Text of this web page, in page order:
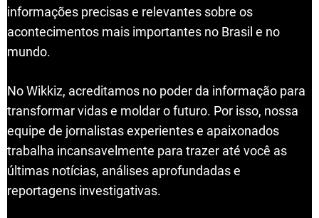
informações precisas e relevantes sobre os
acontecimentos mais importantes no Brasil e no
mundo.
No Wikkiz, acreditamos no poder da informação para
transformar vidas e moldar o futuro. Por isso, nossa
equipe de jornalistas experientes e apaixonados
trabalha incansavelmente para trazer até você as
últimas notícias, análises aprofundadas e
reportagens investigativas.